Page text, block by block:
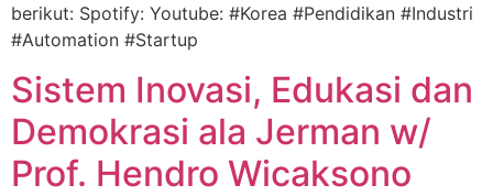
berikut: Spotify: Youtube: #Korea #Pendidikan #Industri
#Automation #Startup
Sistem Inovasi, Edukasi dan
Demokrasi ala Jerman w/
Prof. Hendro Wicaksono